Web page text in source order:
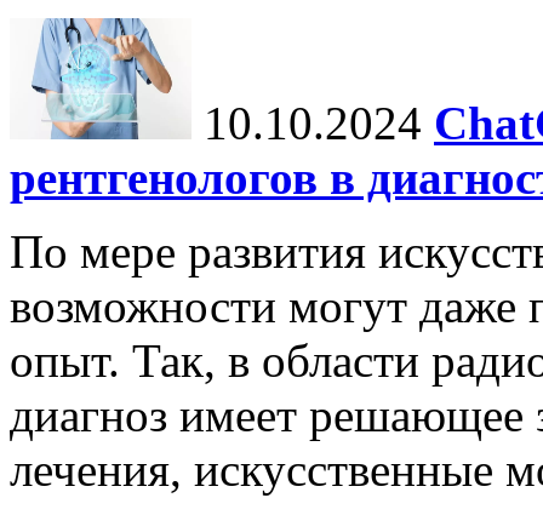
10.10.2024
рентгенологов в
По мере развития
возможности могут даже
опыт. Так, в области
диагноз имеет решающее
лечения, искусственные